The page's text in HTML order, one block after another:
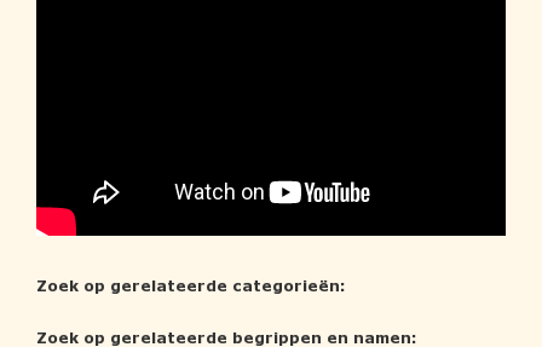
Zoek op gerelateerde categorieën:
Zoek op gerelateerde begrippen en namen: